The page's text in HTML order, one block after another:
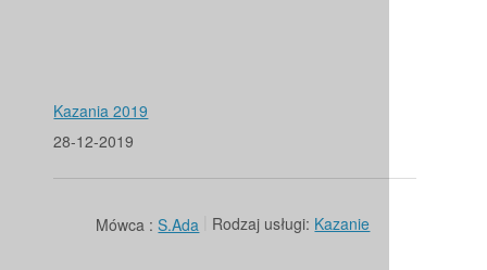
Kazania 2019
28-12-2019
Mówca : S.Ada Rodzaj usługi: Kazanie